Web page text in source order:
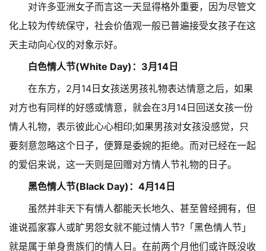
对许多亚洲女子而言这一天显得格外重要，因为尽管文
化上较为传统保守，社会价值观一般已普遍接受女孩子在这
天主动向心仪的对象示好。
白色情人节(White Day)：3月14日
在东方，2月14日女孩送男孩礼物表达情意之后，如果
对方也有同样的好感或情意，就会在3月14日回送女孩一份
情人礼物，表示彼此心心相印;如果男孩对女孩没感觉，只
要刻意忽略这个日子，便算是委婉的拒绝。而对已经在一起
的爱侣来说，这一天则是回赠对方情人节礼物的日子。
黑色情人节(Black Day)：4月14日
虽然并非天下有情人都能天长地久、甚至曾经拥有，但
谁说孤家寡人或旷男怨女就不能过情人节?「黑色情人节」
就是属于单身贵族们的情人日。在前两个月他们或许既没收